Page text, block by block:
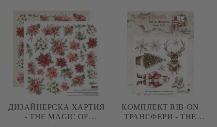
300 G/M²
ДИЗАЙНЕРСКА ХАРТИЯ
- THE MAGIC OF
КОМПЛЕКТ RIB-ON
ТРАНСФЕРИ - THE